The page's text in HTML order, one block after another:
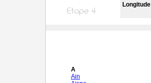
Longitude
A
Ain